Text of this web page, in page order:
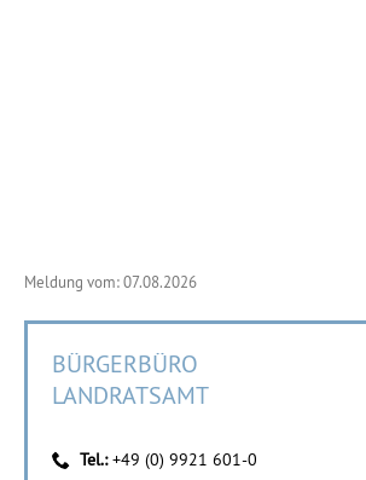
Meldung vom: 07.08.2026
BÜRGERBÜRO
LANDRATSAMT
Tel.:+49 (0) 9921 601-0